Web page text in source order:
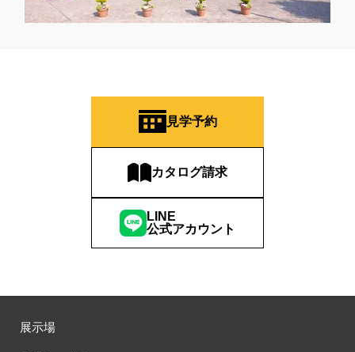
見学予約
カタログ請求
LINE
公式アカウント
展示場